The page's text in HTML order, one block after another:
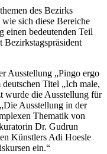
des Bezirks
sich diese Bereiche
einen bedeutenden Teil
Bezirkstagspräsident
Ausstellung „Pingo ergo
Titel „Ich male,
wurde die Ausstellung für
Ausstellung in der
Thematik von
Dr. Gudrun
Künstlers Adi Hoesle
ein.“